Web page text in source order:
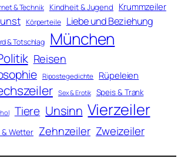
& Technik Kindheit & Jugend Krummzeiler
Körperteile Liebe und Beziehung
& Totschlag München
Reisen
Ripostegedichte Rüpeleien
Sex & Erotik Speis & Trank
Tiere Unsinn Vierzeiler
& Wetter Zehnzeiler Zweizeiler